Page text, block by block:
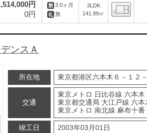
円
0円
3.0ヶ月
無
3LDK
141.99㎡
間取
ンスＡ
所在地 東京都港区六本木６－１２－
交通
東京メトロ 日比谷線 六本木
東京都交通局 大江戸線 六本
東京メトロ 南北線 麻布十番
竣工日 2003年03月01日